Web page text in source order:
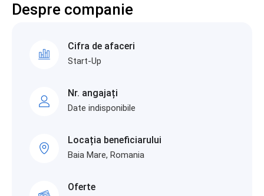
Despre companie
Cifra de afaceri
Start-Up
Nr. angajați
Date indisponibile
Locația beneficiarului
Baia Mare, Romania
Oferte